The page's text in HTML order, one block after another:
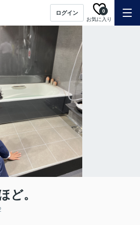
ログイン
お気に入り
0
ど。